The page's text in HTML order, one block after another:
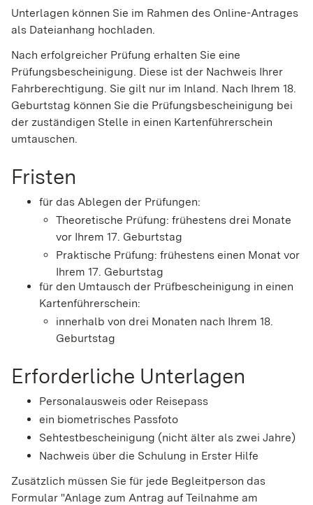
Unterlagen können Sie im Rahmen des Online-Antrages
als Dateianhang hochladen.
Nach erfolgreicher Prüfung erhalten Sie eine
Prüfungsbescheinigung. Diese ist der Nachweis Ihrer
Fahrberechtigung. Sie gilt nur im Inland. Nach Ihrem 18.
Geburtstag können Sie die Prüfungsbescheinigung bei
der zuständigen Stelle in einen Kartenführerschein
umtauschen.
Fristen
für das Ablegen der Prüfungen:
Theoretische Prüfung: frühestens drei Monate
vor Ihrem 17. Geburtstag
Praktische Prüfung: frühestens einen Monat vor
Ihrem 17. Geburtstag
für den Umtausch der Prüfbescheinigung in einen
Kartenführerschein:
innerhalb von drei Monaten nach Ihrem 18.
Geburtstag
Erforderliche Unterlagen
Personalausweis oder Reisepass
ein biometrisches Passfoto
Sehtestbescheinigung (nicht älter als zwei Jahre)
Nachweis über die Schulung in Erster Hilfe
Zusätzlich müssen Sie für jede Begleitperson das
Formular "Anlage zum Antrag auf Teilnahme am